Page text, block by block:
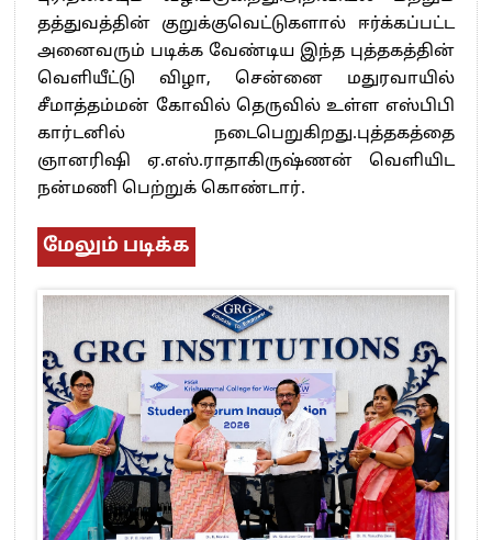
தத்துவத்தின் குறுக்குவெட்டுகளால் ஈர்க்கப்பட்ட
அனைவரும் படிக்க வேண்டிய இந்த புத்தகத்தின்
வெளியீட்டு விழா, சென்னை மதுரவாயில்
சீமாத்தம்மன் கோவில் தெருவில் உள்ள எஸ்பிபி
கார்டனில் நடைபெறுகிறது.புத்தகத்தை
ஞானரிஷி ஏ.எஸ்.ராதாகிருஷ்ணன் வெளியிட
நன்மணி பெற்றுக் கொண்டார்.
மேலும் படிக்க